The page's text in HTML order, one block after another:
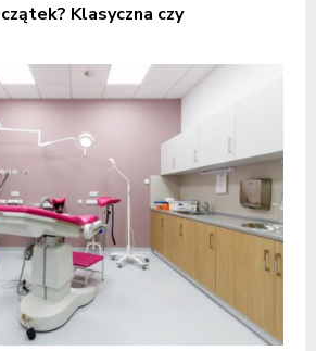
Klasyczna czy